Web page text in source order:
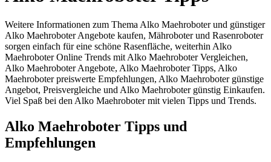
Weitere Informationen zum Thema Alko Maehroboter und günstiger
Alko Maehroboter Angebote kaufen, Mähroboter und Rasenroboter
sorgen einfach für eine schöne Rasenfläche, weiterhin Alko
Maehroboter Online Trends mit Alko Maehroboter Vergleichen,
Alko Maehroboter Angebote, Alko Maehroboter Tipps, Alko
Maehroboter preiswerte Empfehlungen, Alko Maehroboter günstige
Angebot, Preisvergleiche und Alko Maehroboter günstig Einkaufen.
Viel Spaß bei den Alko Maehroboter mit vielen Tipps und Trends.
Alko Maehroboter Tipps und
Empfehlungen